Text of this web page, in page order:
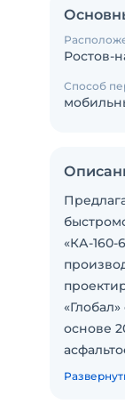
Ростов-
Способ
«КА-160-
основе